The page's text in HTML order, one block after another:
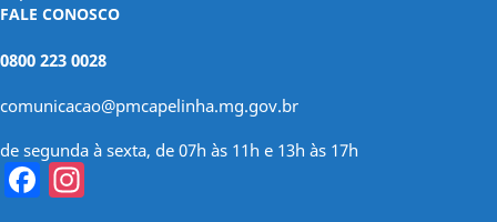
FALE CONOSCO
0800 223 0028
comunicacao@pmcapelinha.mg.gov.br
de segunda à sexta, de 07h às 11h e 13h às 17h
Facebook